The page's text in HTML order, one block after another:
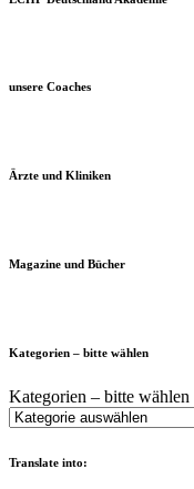
unsere Coaches
Ärzte und Kliniken
Magazine und Bücher
Kategorien – bitte wählen
Kategorien – bitte wählen
Translate into: